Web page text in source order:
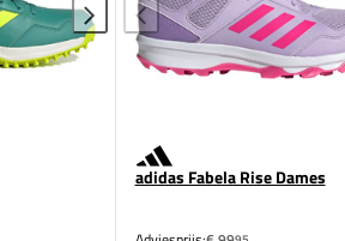
adidas Fabela Rise Dames